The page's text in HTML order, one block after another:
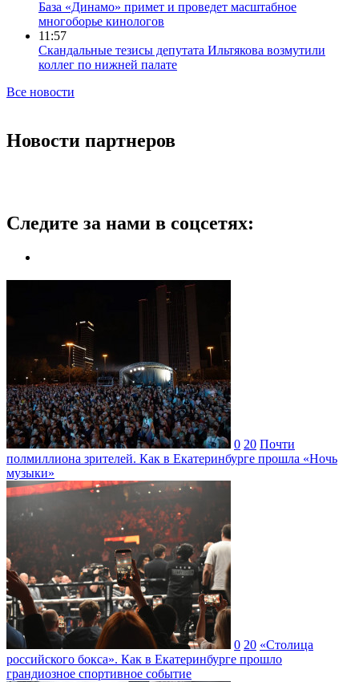
База «Динамо» примет и проведет масштабное
многоборье кинологов
11:57
Скандальные тезисы депутата Ильтякова возмутили
коллег по нижней палате
Все новости
Новости партнеров
Следите за нами в соцсетях:
0 20 Почти
полмиллиона зрителей. Как в Екатеринбурге прошла «Ночь
музыки»
0 20 «Столица
российского бокса». Как в Екатеринбурге прошло
грандиозное спортивное событие